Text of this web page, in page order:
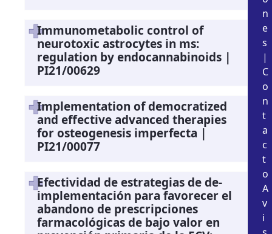
Immunometabolic control of
neurotoxic astrocytes in ms:
regulation by endocannabinoids |
PI21/00629
Implementation of democratized
and effective advanced therapies
for osteogenesis imperfecta |
PI21/00077
Efectividad de estrategias de de-
implementación para favorecer el
abandono de prescripciones
farmacológicas de bajo valor en
n
e
s
|
C
o
n
t
a
c
t
o
A
v
i